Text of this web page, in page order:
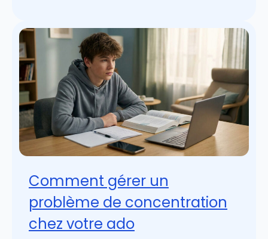
Comment gérer un
problème de concentration
chez votre ado